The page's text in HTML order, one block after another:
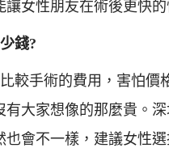
女性朋友在術後更快的
錢?
較手術的費用，害怕
大家想像的那麼貴。
會不一樣，建議女性